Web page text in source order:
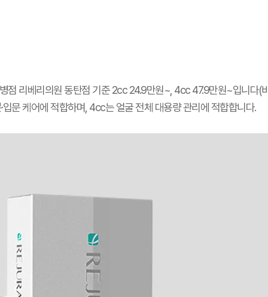
점 리베리의원 동탄점 기준 2cc 24.9만원~, 4cc 47.9만원~입니다(
입문 케어에 적합하며, 4cc는 얼굴 전체 대용량 관리에 적합합니다.